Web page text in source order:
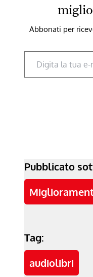
Abbonati per
Digita la tua e-mail...
Pubblicato
Tag:
audiolibri